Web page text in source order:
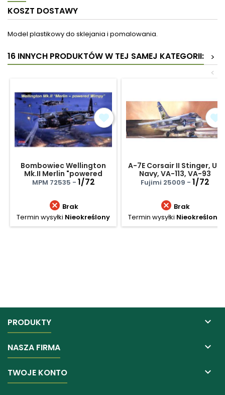
KOSZT DOSTAWY
Model plastikowy do sklejania i pomalowania.
16 INNYCH PRODUKTÓW W TEJ SAMEJ KATEGORII:
>
<
Bombowiec Wellington
Mk.II Merlin "powered
Wimpy"
MPM 72535 - 1/72
 Brak
Termin wysyłki Nieokreślony
A-7E Corsair II Stinger, US
Navy, VA-113, VA-93
Fujimi 25009 - 1/72
 Brak
Termin wysyłki Nieokreślony
PRODUKTY 
NASZA FIRMA 
TWOJE KONTO 